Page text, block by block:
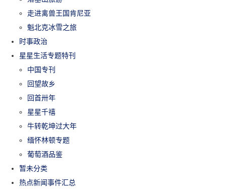
走进禽兽王国肯尼亚
魁北克冰雪之旅
时事政治
星星生活专题特刊
中国专刊
回望故乡
回首卅年
星星千禧
牛转乾坤过大年
缅怀林顿专题
葡萄酒品鉴
暂未分类
热点新闻事件汇总